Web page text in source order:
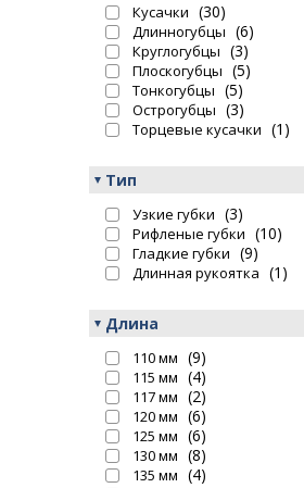
Кусачки (30)
Длинногубцы (6)
Круглогубцы (3)
Плоскогубцы (5)
Тонкогубцы (5)
Острогубцы (3)
Торцевые кусачки (1)
Тип
Узкие губки (3)
Рифленые губки (10)
Гладкие губки (9)
Длинная рукоятка (1)
Длина
110 мм (9)
115 мм (4)
117 мм (2)
120 мм (6)
125 мм (6)
130 мм (8)
135 мм (4)